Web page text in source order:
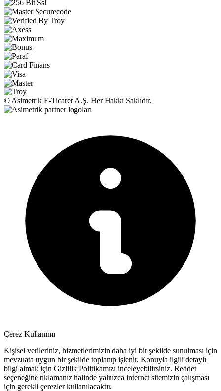
© Asimetrik E‑Ticaret A.Ş. Her Hakkı Saklıdır.
Çerez Kullanımı
Kişisel verileriniz, hizmetlerimizin daha iyi bir şekilde sunulması için
mevzuata uygun bir şekilde toplanıp işlenir. Konuyla ilgili detaylı
bilgi almak için Gizlilik Politikamızı inceleyebilirsiniz. Reddet
seçeneğine tıklamanız halinde yalnızca internet sitemizin çalışması
için gerekli çerezler kullanılacaktır.